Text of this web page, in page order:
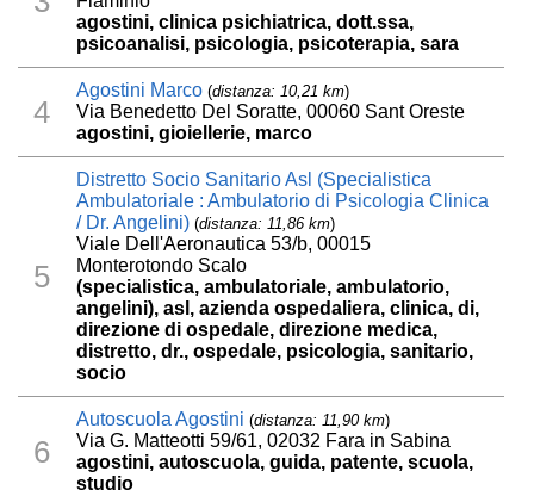
agostini, clinica psichiatrica, dott.ssa,
psicoanalisi, psicologia, psicoterapia, sara
4
Agostini Marco (distanza: 10,21 km)
Via Benedetto Del Soratte, 00060 Sant Oreste
agostini, gioiellerie, marco
5
Distretto Socio Sanitario Asl (Specialistica
Ambulatoriale : Ambulatorio di Psicologia Clinica
/ Dr. Angelini) (distanza: 11,86 km)
Viale Dell'Aeronautica 53/b, 00015
Monterotondo Scalo
(specialistica, ambulatoriale, ambulatorio,
angelini), asl, azienda ospedaliera, clinica, di,
direzione di ospedale, direzione medica,
distretto, dr., ospedale, psicologia, sanitario,
socio
6
Autoscuola Agostini (distanza: 11,90 km)
Via G. Matteotti 59/61, 02032 Fara in Sabina
agostini, autoscuola, guida, patente, scuola,
studio